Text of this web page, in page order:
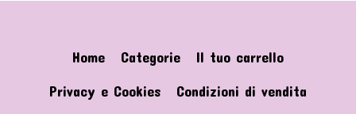
Home Categorie
Il tuo carrello
Privacy e Cookies
Condizioni di vendita